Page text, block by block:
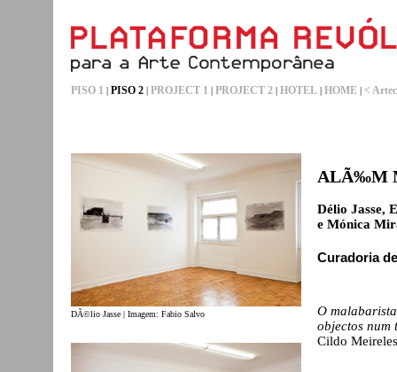
PISO 1 | PISO 2 | PROJECT 1 | PROJECT 2 | HOTEL | HOME | <
DÃ©lio Jasse | Imagem: Fabio Salvo
ALÃ‰M
Délio Jasse,
e Mónica
Curadoria
O
objectos
Cildo Meireles